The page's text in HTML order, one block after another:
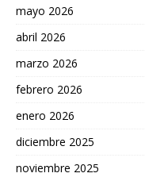
mayo 2026
abril 2026
marzo 2026
febrero 2026
enero 2026
diciembre 2025
noviembre 2025